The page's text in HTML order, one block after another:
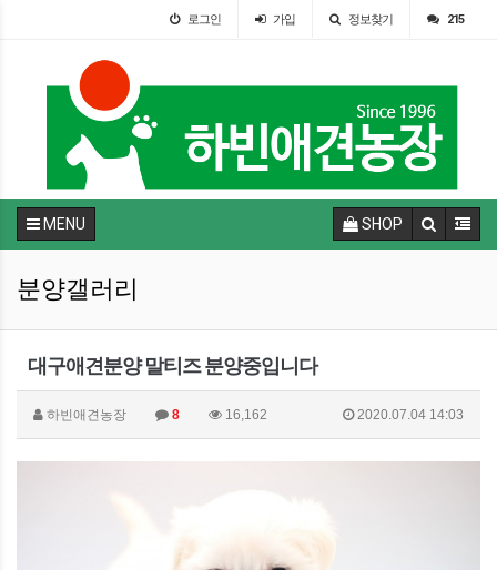
로그인 가입 정보찾기 215
MENU SHOP
분양갤러리
대구애견분양 말티즈 분양중입니다
하빈애견농장 8 16,162 2020.07.04 14:03